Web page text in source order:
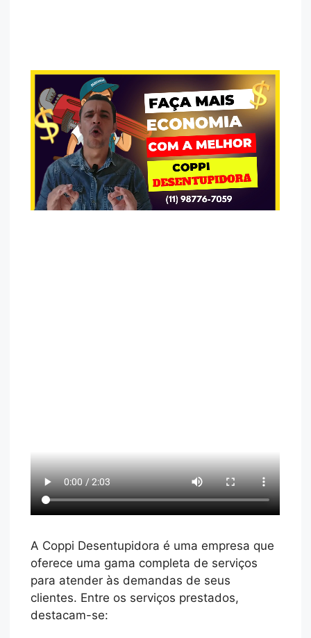
A Coppi Desentupidora é uma empresa que
oferece uma gama completa de serviços
para atender às demandas de seus
clientes. Entre os serviços prestados,
destacam-se: